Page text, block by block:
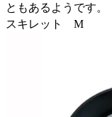
ともあるようです。
スキレット M